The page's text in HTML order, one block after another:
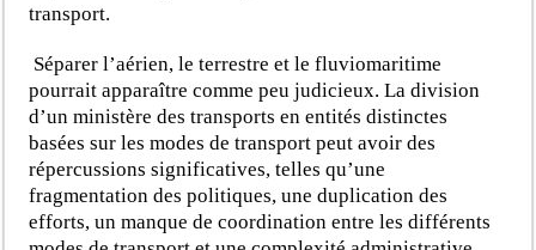
transport.
Séparer l’aérien, le terrestre et le fluviomaritime
pourrait apparaître comme peu judicieux. La division
d’un ministère des transports en entités distinctes
basées sur les modes de transport peut avoir des
répercussions significatives, telles qu’une
fragmentation des politiques, une duplication des
efforts, un manque de coordination entre les différents